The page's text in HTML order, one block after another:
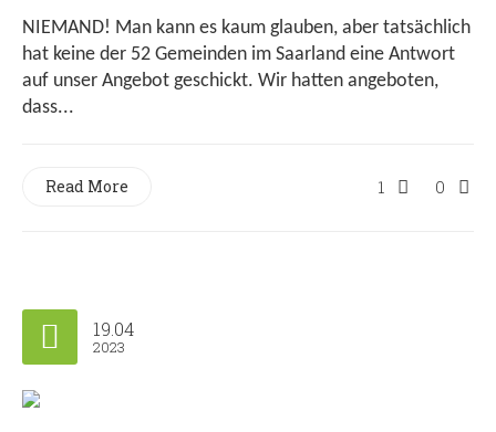
NIEMAND! Man kann es kaum glauben, aber tatsächlich
hat keine der 52 Gemeinden im Saarland eine Antwort
auf unser Angebot geschickt. Wir hatten angeboten,
dass...
1 0
Read More
19.04
2023